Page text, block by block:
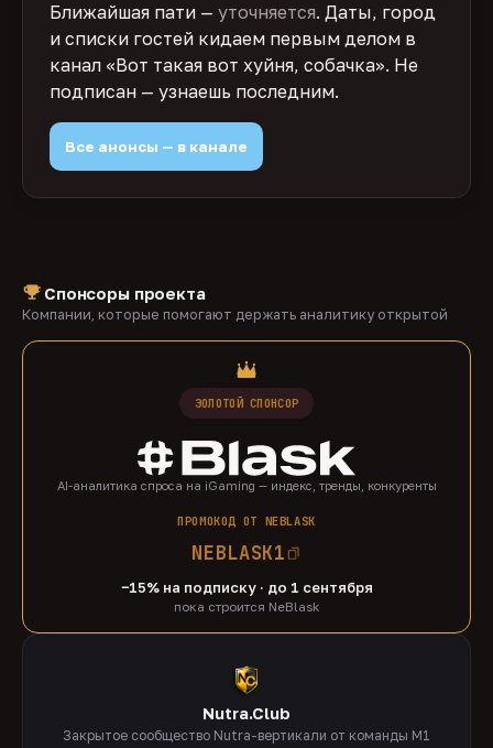
Ближайшая пати — уточняется. Даты, город
и списки гостей кидаем первым делом в
канал «Вот такая вот хуйня, собачка». Не
подписан — узнаешь последним.
Все анонсы — в канале
Спонсоры проекта
Компании, которые помогают держать аналитику открытой
ЗОЛОТОЙ СПОНСОР
AI-аналитика спроса на iGaming — индекс, тренды, конкуренты
ПРОМОКОД ОТ NEBLASK
NEBLASK1
−15% на подписку · до 1 сентября
пока строится NeBlask
Nutra.Club
Закрытое сообщество Nutra-вертикали от команды M1